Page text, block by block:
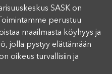
SASK on
perustuu
maailmasta köyhyys ja
jolla pystyy elättämään
oikeus turvallisiin ja